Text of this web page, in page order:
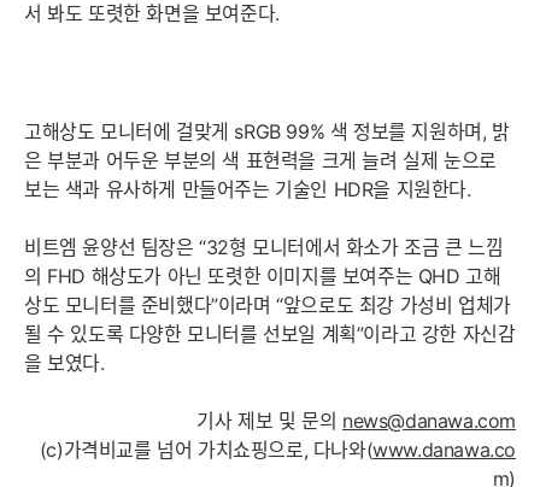
서 봐도 또렷한 화면을 보여준다.
고해상도 모니터에 걸맞게 sRGB 99% 색 정보를 지원하며, 밝
은 부분과 어두운 부분의 색 표현력을 크게 늘려 실제 눈으로
보는 색과 유사하게 만들어주는 기술인 HDR을 지원한다.
비트엠 윤양선 팀장은 “32형 모니터에서 화소가 조금 큰 느낌
의 FHD 해상도가 아닌 또렷한 이미지를 보여주는 QHD 고해
상도 모니터를 준비했다”이라며 “앞으로도 최강 가성비 업체가
될 수 있도록 다양한 모니터를 선보일 계획”이라고 강한 자신감
을 보였다.
기사 제보 및 문의 news@danawa.com
(c)가격비교를 넘어 가치쇼핑으로, 다나와(www.danawa.co
m)